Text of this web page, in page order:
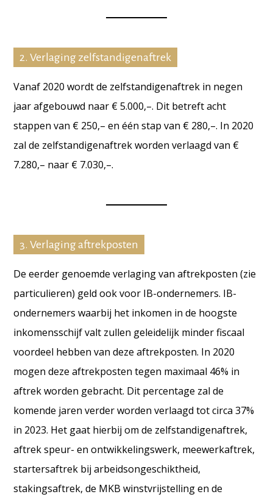
2. Verlaging zelfstandigenaftrek
Vanaf 2020 wordt de zelfstandigenaftrek in negen
jaar afgebouwd naar € 5.000,–. Dit betreft acht
stappen van € 250,– en één stap van € 280,–. In 2020
zal de zelfstandigenaftrek worden verlaagd van €
7.280,– naar € 7.030,–.
3. Verlaging aftrekposten
De eerder genoemde verlaging van aftrekposten (zie
particulieren) geld ook voor IB-ondernemers. IB-
ondernemers waarbij het inkomen in de hoogste
inkomensschijf valt zullen geleidelijk minder fiscaal
voordeel hebben van deze aftrekposten. In 2020
mogen deze aftrekposten tegen maximaal 46% in
aftrek worden gebracht. Dit percentage zal de
komende jaren verder worden verlaagd tot circa 37%
in 2023. Het gaat hierbij om de zelfstandigenaftrek,
aftrek speur- en ontwikkelingswerk, meewerkaftrek,
startersaftrek bij arbeidsongeschiktheid,
stakingsaftrek,de MKB winstvrijstelling en de